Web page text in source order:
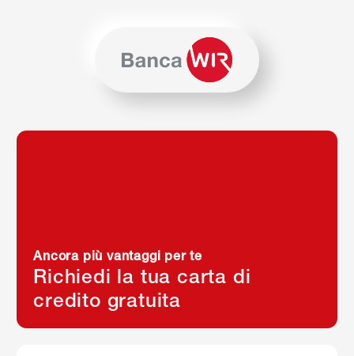
Per navigare in questo sito è necessario JavaScript. In
Home Banca WIR
Ancora più vantaggi per te
Richiedi la tua carta di
credito gratuita